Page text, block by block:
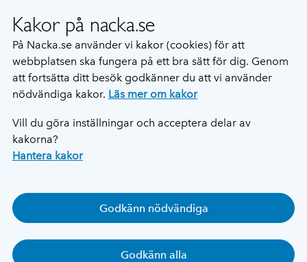
Kakor på nacka.se
På Nacka.se använder vi kakor (cookies) för att
webbplatsen ska fungera på ett bra sätt för dig. Genom
att fortsätta ditt besök godkänner du att vi använder
nödvändiga kakor. Läs mer om kakor
Vill du göra inställningar och acceptera delar av
kakorna?
Hantera kakor
Godkänn nödvändiga
Godkänn alla